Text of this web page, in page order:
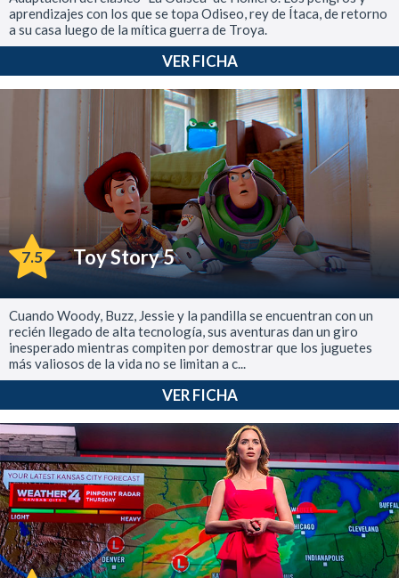
aprendizajes con los que se topa Odiseo, rey de Ítaca, de retorno
a su casa luego de la mítica guerra de Troya.
VER FICHA
7.5 Toy Story 5
Cuando Woody, Buzz, Jessie y la pandilla se encuentran con un
recién llegado de alta tecnología, sus aventuras dan un giro
inesperado mientras compiten por demostrar que los juguetes
más valiosos de la vida no se limitan a c...
VER FICHA